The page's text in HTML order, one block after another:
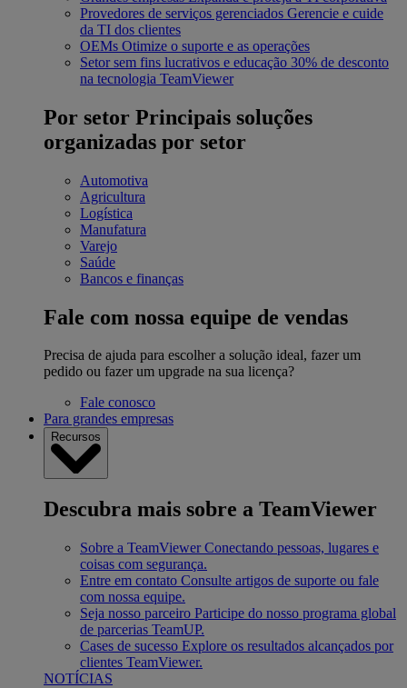
Provedores de serviços gerenciados Gerencie e cuide
da TI dos clientes
OEMs Otimize o suporte e as operações
Setor sem fins lucrativos e educação 30% de desconto
na tecnologia TeamViewer
Por setor Principais soluções
organizadas por setor
Automotiva
Agricultura
Logística
Manufatura
Varejo
Saúde
Bancos e finanças
Fale com nossa equipe de vendas
Precisa de ajuda para escolher a solução ideal, fazer um
pedido ou fazer um upgrade na sua licença?
Fale conosco
Para grandes empresas
Recursos
Descubra mais sobre a TeamViewer
Sobre a TeamViewer Conectando pessoas, lugares e
coisas com segurança.
Entre em contato Consulte artigos de suporte ou fale
com nossa equipe.
Seja nosso parceiro Participe do nosso programa global
de parcerias TeamUP.
Cases de sucesso Explore os resultados alcançados por
clientes TeamViewer.
NOTÍCIAS